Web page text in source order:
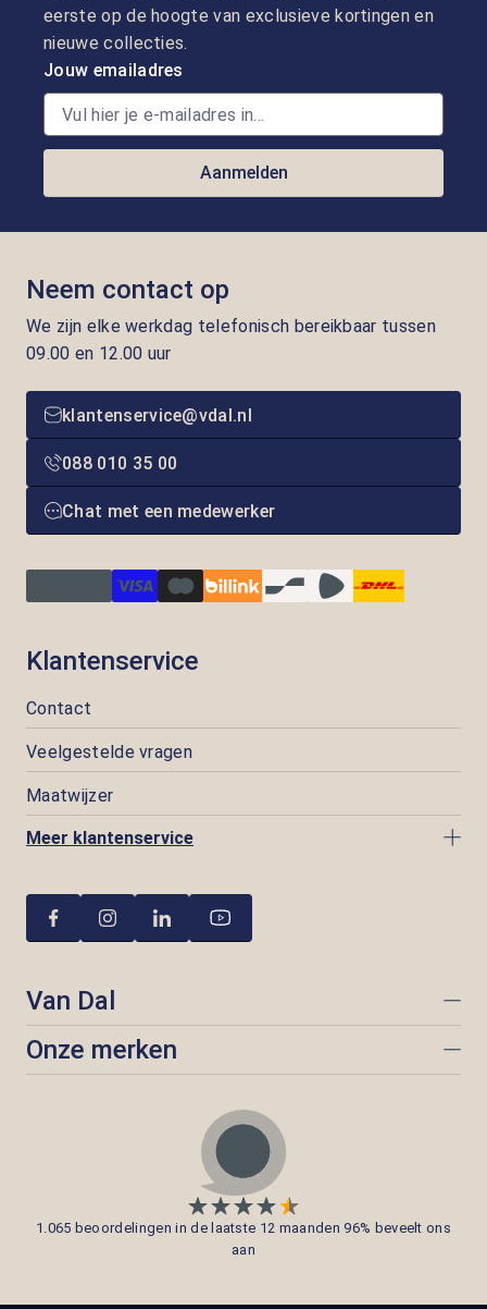
eerste op de hoogte van exclusieve kortingen en
nieuwe collecties.
Jouw emailadres
Aanmelden
Neem contact op
We zijn elke werkdag telefonisch bereikbaar tussen
09.00 en 12.00 uur
klantenservice@vdal.nl
088 010 35 00
Chat met een medewerker
Klantenservice
Contact
Veelgestelde vragen
Maatwijzer
Meer klantenservice
Van Dal
Onze merken
1.065 beoordelingen in de laatste 12 maanden 96% beveelt ons
aan